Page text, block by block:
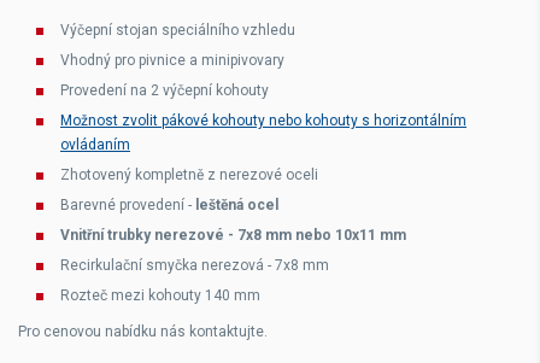
Výčepní stojan speciálního vzhledu
Vhodný pro pivnice a minipivovary
Provedení na 2 výčepní kohouty
Možnost zvolit pákové kohouty nebo kohouty s horizontálním
ovládaním
Zhotovený kompletně z nerezové oceli
Barevné provedení - leštěná ocel
Vnitřní trubky nerezové - 7x8 mm nebo 10x11 mm
Recirkulační smyčka nerezová - 7x8 mm
Rozteč mezi kohouty 140 mm
Pro cenovou nabídku nás kontaktujte.